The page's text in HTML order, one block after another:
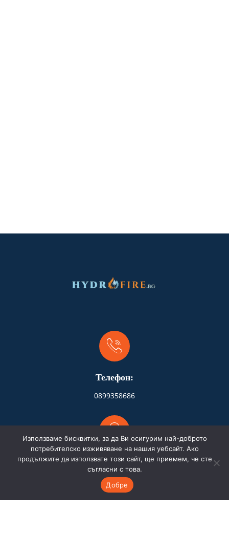
Телефон:
0899358686
Адрес:
Бургас
Използваме бисквитки, за да Ви осигурим най-доброто
потребителско изживяване на нашия уебсайт. Ако
продължите да използвате този сайт, ще приемем, че сте
съгласни с това.
Добре